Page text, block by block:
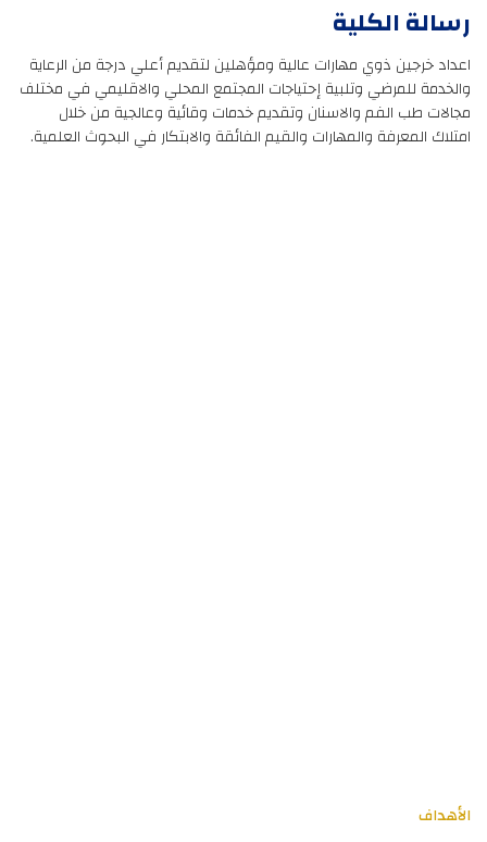
رسالة الكلية
اعداد خرجين ذوي مهارات عالية ومؤهلين لتقديم أعلي درجة من الرعاية
والخدمة للمرضي وتلبية إحتياجات المجتمع المحلي والاقليمي في مختلف
مجالات طب الفم والاسنان وتقديم خدمات وقائية وعالجية من خلال
امتلاك المعرفة والمهارات والقيم الفائقة والابتكار في البحوث العلمية.
الأهداف